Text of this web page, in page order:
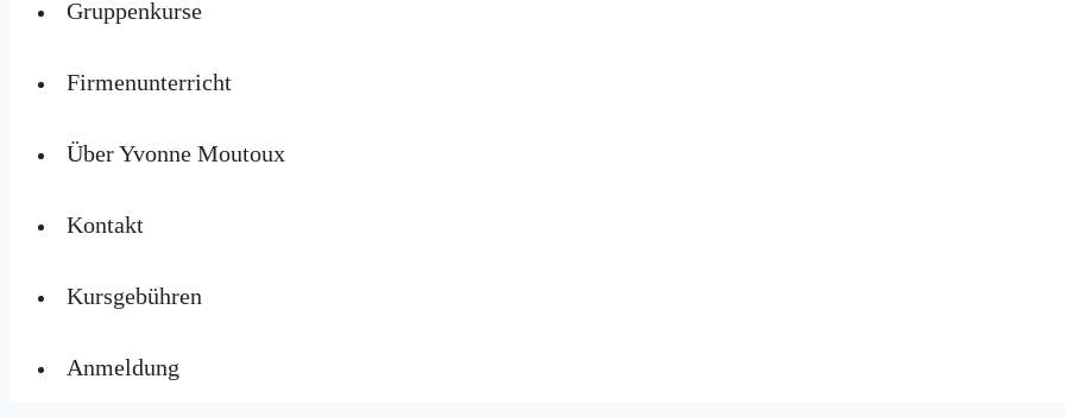
Gruppenkurse
Firmenunterricht
Über Yvonne Moutoux
Kontakt
Kursgebühren
Anmeldung